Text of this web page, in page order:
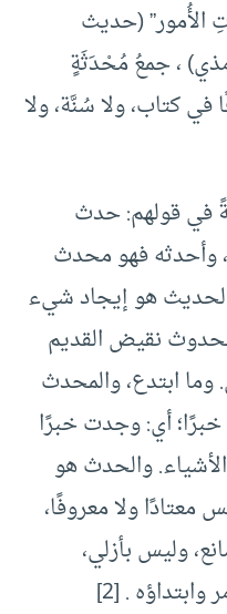
الأُمور” (حديث
، جمعُ مُحْدَثَةٍ
في كتاب، ولا سُنَّة، ولا
في قولهم: حدث
وأحدثه فهو محدث
هو إيجاد شيء
نقيض القديم
ابتدع، والمحدث
أي: وجدت خبرًا
والحدث هو
معتادًا ولا معروفًا،
وليس بأزلي،
. [2]